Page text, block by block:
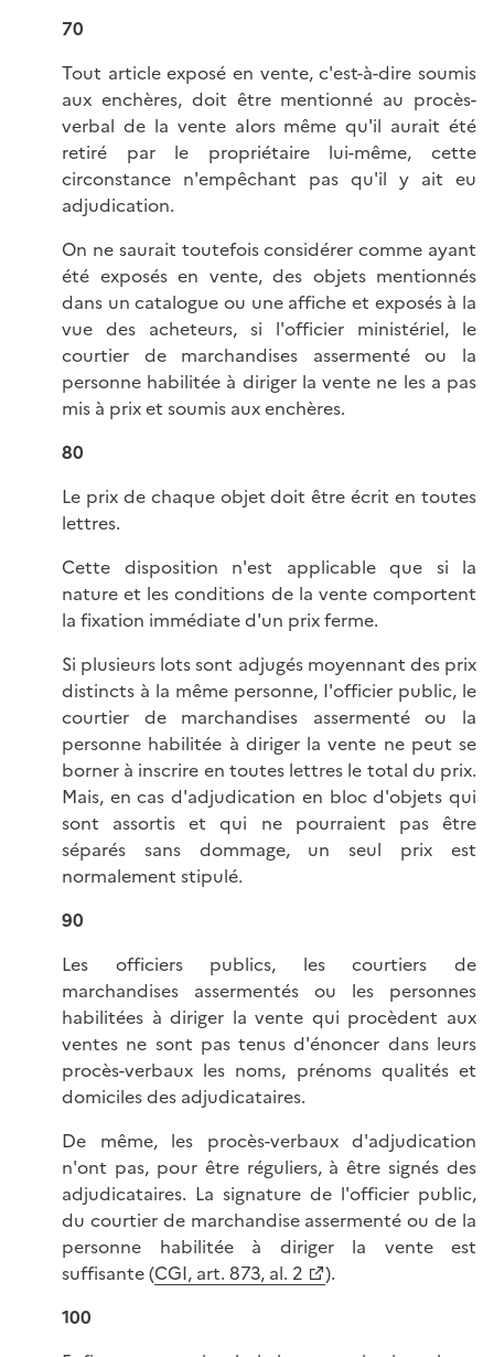
70
Tout article exposé en vente, c'est-à-dire soumis
aux enchères, doit être mentionné au procès-
verbal de la vente aIors même qu'il aurait été
retiré par le propriétaire lui-même, cette
circonstance n'empêchant pas qu'il y ait eu
adjudication.
On ne saurait toutefois considérer comme ayant
été exposés en vente, des objets mentionnés
dans un catalogue ou une affiche et exposés à la
vue des acheteurs, si l'officier ministériel, le
courtier de marchandises assermenté ou la
personne habilitée à diriger la vente ne les a pas
mis à prix et soumis aux enchères.
80
Le prix de chaque objet doit être écrit en toutes
lettres.
Cette disposition n'est applicable que si la
nature et les conditions de la vente comportent
la fixation immédiate d'un prix ferme.
Si plusieurs lots sont adjugés moyennant des prix
distincts à la même personne, I'officier public, le
courtier de marchandises assermenté ou la
personne habilitée à diriger la vente ne peut se
borner à inscrire en toutes lettres le total du prix.
Mais, en cas d'adjudication en bloc d'objets qui
sont assortis et qui ne pourraient pas être
séparés sans dommage, un seul prix est
normalement stipulé.
90
Les officiers publics, les courtiers de
marchandises assermentés ou les personnes
habilitées à diriger la vente qui procèdent aux
ventes ne sont pas tenus d'énoncer dans leurs
procès-verbaux les noms, prénoms qualités et
domiciles des adjudicataires.
De même, les procès-verbaux d'adjudication
n'ont pas, pour être réguliers, à être signés des
adjudicataires. La signature de l'officier public,
du courtier de marchandise assermenté ou de la
personne habilitée à diriger la vente est
suffisante (CGI, art. 873, al. 2
).
100